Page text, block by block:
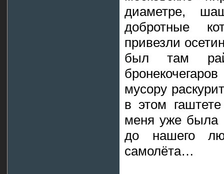
диаметре,
добротные
привезли
был там
мусору
в этом
меня уже была
до нашего
самолёта…